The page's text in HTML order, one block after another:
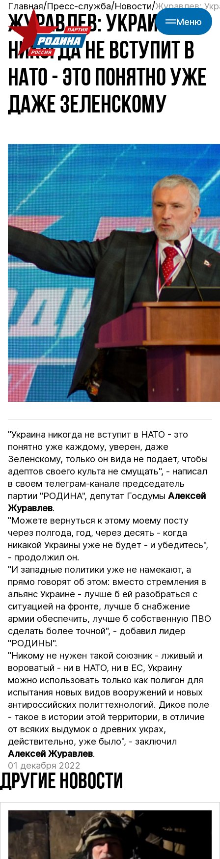
Меню
Главная Пресс-служба Новости Журавлев:
ЖУРАВЛЕВ: УКРАИНА
НИКОГДА НЕ ВСТУПИТ В
НАТО - ЭТО ПОНЯТНО УЖЕ
ДАЖЕ ЗЕЛЕНСКОМУ
"Украина никогда не вступит в НАТО - это
понятно уже каждому, уверен, даже
Зеленскому, только он вида не подает, чтобы
адептов своего культа не смущать", - написал
в своем телеграм-канале председатель
партии "РОДИНА", депутат ГосдумыАлексей
Журавлев.
"Можете вернуться к этому моему посту
через полгода, год, через десять - когда
никакой Украины уже не будет - и убедитесь",
- продолжил он.
"И западные политики уже не намекают, а
прямо говорят об этом: вместо стремления в
альянс Украине - лучше б ей разобраться с
ситуацией на фронте, лучше б снабжение
армии обеспечить, лучше б собственную ПВО
сделать более точной", - добавил лидер
"РОДИНЫ".
"Никому не нужен такой союзник - лживый и
вороватый - ни в НАТО, ни в ЕС, Украину
можно использовать только как полигон для
испытания новых видов вооружений и новых
антироссийских политтехнологий. Дикое поле
- такое в истории этой территории, в отличие
от всяких выдумок о древних украх,
действительно, уже было", - заключил
Алексей Журавлев.
01 декабря 2022
ДРУГИЕ НОВОСТИ